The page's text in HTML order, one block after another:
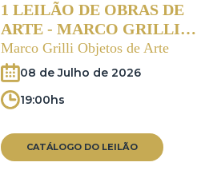
1 LEILÃO DE OBRAS DE
ARTE - MARCO GRILLI
OBJETOS DE ARTE
Marco Grilli Objetos de Arte
08 de Julho de 2026
19:00hs
CATÁLOGO DO LEILÃO